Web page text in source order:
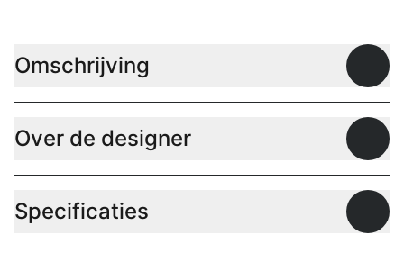
Omschrijving
Over de designer
Specificaties